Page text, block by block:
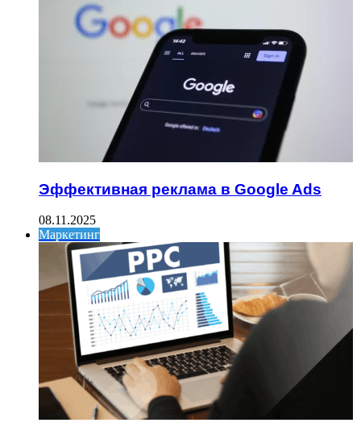
Эффективная реклама в Google Ads
08.11.2025
Маркетинг